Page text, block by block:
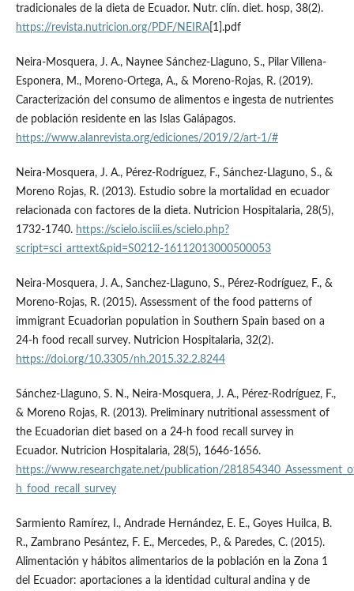
tradicionales de la dieta de Ecuador. Nutr. clín. diet. hosp, 38(2).
https://revista.nutricion.org/PDF/NEIRA[1].pdf
Neira-Mosquera, J. A., Naynee Sánchez-Llaguno, S., Pilar Villena-
Esponera, M., Moreno-Ortega, A., & Moreno-Rojas, R. (2019).
Caracterización del consumo de alimentos e ingesta de nutrientes
de población residente en las Islas Galápagos.
https://www.alanrevista.org/ediciones/2019/2/art-1/#
Neira-Mosquera, J. A., Pérez-Rodríguez, F., Sánchez-Llaguno, S., &
Moreno Rojas, R. (2013). Estudio sobre la mortalidad en ecuador
relacionada con factores de la dieta. Nutricion Hospitalaria, 28(5),
1732-1740. https://scielo.isciii.es/scielo.php?
script=sci_arttext&pid=S0212-16112013000500053
Neira-Mosquera, J. A., Sanchez-Llaguno, S., Pérez-Rodríguez, F., &
Moreno-Rojas, R. (2015). Assessment of the food patterns of
immigrant Ecuadorian population in Southern Spain based on a
24-h food recall survey. Nutricion Hospitalaria, 32(2).
https://doi.org/10.3305/nh.2015.32.2.8244
Sánchez-Llaguno, S. N., Neira-Mosquera, J. A., Pérez-Rodríguez, F.,
& Moreno Rojas, R. (2013). Preliminary nutritional assessment of
the Ecuadorian diet based on a 24-h food recall survey in
Ecuador. Nutricion Hospitalaria, 28(5), 1646-1656.
https://www.researchgate.net/publication/
h_food_recall_survey
Sarmiento Ramírez, I., Andrade Hernández, E. E., Goyes Huilca, B.
R., Zambrano Pesántez, F. E., Mercedes, P., & Paredes, C. (2015).
Alimentación y hábitos alimentarios de la población en la Zona 1
del Ecuador: aportaciones a la identidad cultural andina y de